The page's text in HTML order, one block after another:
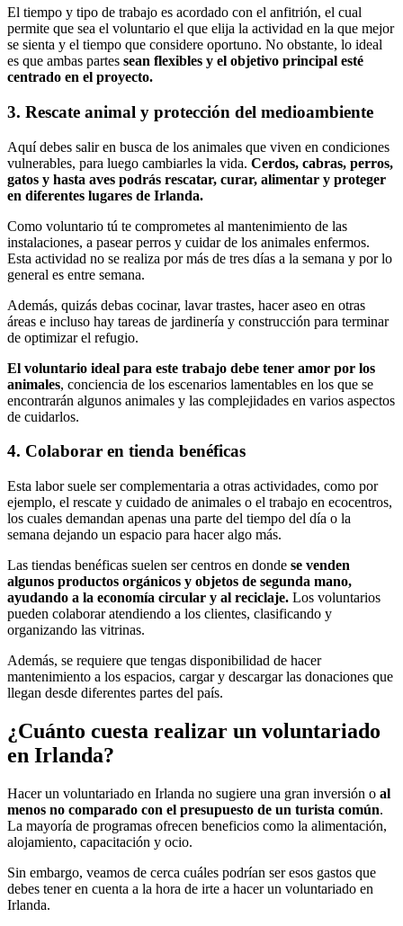
El tiempo y tipo de trabajo es acordado con el anfitrión, el cual
permite que sea el voluntario el que elija la actividad en la que mejor
se sienta y el tiempo que considere oportuno. No obstante, lo ideal
es que ambas partes sean flexibles y el objetivo principal esté
centrado en el proyecto.
3. Rescate animal y protección del medioambiente
Aquí debes salir en busca de los animales que viven en condiciones
vulnerables, para luego cambiarles la vida. Cerdos, cabras, perros,
gatos y hasta aves podrás rescatar, curar, alimentar y proteger
en diferentes lugares de Irlanda.
Como voluntario tú te comprometes al mantenimiento de las
instalaciones, a pasear perros y cuidar de los animales enfermos.
Esta actividad no se realiza por más de tres días a la semana y por lo
general es entre semana.
Además, quizás debas cocinar, lavar trastes, hacer aseo en otras
áreas e incluso hay tareas de jardinería y construcción para terminar
de optimizar el refugio.
El voluntario ideal para este trabajo debe tener amor por los
animales, conciencia de los escenarios lamentables en los que se
encontrarán algunos animales y las complejidades en varios aspectos
de cuidarlos.
4. Colaborar en tienda benéficas
Esta labor suele ser complementaria a otras actividades, como por
ejemplo, el rescate y cuidado de animales o el trabajo en ecocentros,
los cuales demandan apenas una parte del tiempo del día o la
semana dejando un espacio para hacer algo más.
Las tiendas benéficas suelen ser centros en donde se venden
algunos productos orgánicos y objetos de segunda mano,
ayudando a la economía circular y al reciclaje. Los voluntarios
pueden colaborar atendiendo a los clientes, clasificando y
organizando las vitrinas.
Además, se requiere que tengas disponibilidad de hacer
mantenimiento a los espacios, cargar y descargar las donaciones que
llegan desde diferentes partes del país.
¿Cuánto cuesta realizar un voluntariado
en Irlanda?
Hacer un voluntariado en Irlanda no sugiere una gran inversión o al
menos no comparado con el presupuesto de un turista común.
La mayoría de programas ofrecen beneficios como la alimentación,
alojamiento, capacitación y ocio.
Sin embargo, veamos de cerca cuáles podrían ser esos gastos que
debes tener en cuenta a la hora de irte a hacer un voluntariado en
Irlanda.